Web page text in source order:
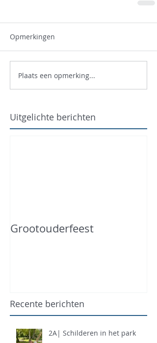
Opmerkingen
Plaats een opmerking...
Uitgelichte berichten
Grootouderfeest
Recente berichten
2A| Schilderen in het park